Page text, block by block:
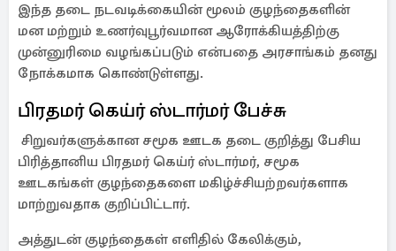
இந்த தடை நடவடிக்கையின் மூலம் குழந்தைகளின்
மன மற்றும் உணர்வுபூர்வமான ஆரோக்கியத்திற்கு
முன்னுரிமை வழங்கப்படும் என்பதை அரசாங்கம் தனது
நோக்கமாக கொண்டுள்ளது.
பிரதமர் கெய்ர் ஸ்டார்மர் பேச்சு
சிறுவர்களுக்கான சமூக ஊடக தடை குறித்து பேசிய
பிரித்தானிய பிரதமர் கெய்ர் ஸ்டார்மர், சமூக
ஊடகங்கள் குழந்தைகளை மகிழ்ச்சியற்றவர்களாக
மாற்றுவதாக குறிப்பிட்டார்.
அத்துடன் குழந்தைகள் எளிதில் கேலிக்கும்,